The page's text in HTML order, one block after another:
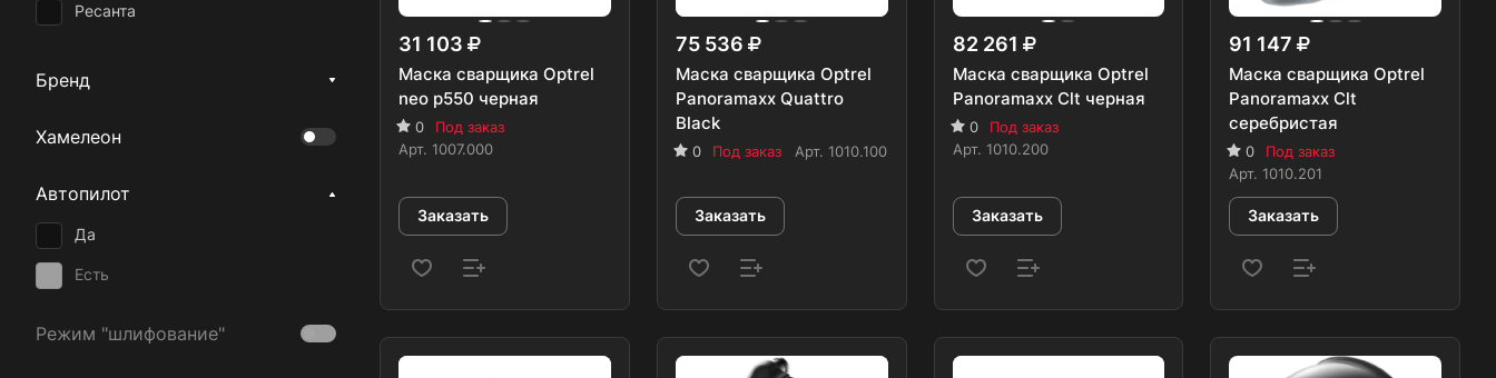
31 103
Маска сварщика Optrel
neo p550 черная
0
Под заказ
Арт. 1007.000
Заказать
75 536
Маска сварщика Optrel
Panoramaxx Quattro
Black
0 Под заказ Арт. 1010.100
Заказать
82 261
Маска сварщика Optrel
Panoramaxx Clt черная
0
Под заказ
Арт. 1010.200
Заказать
91 147
Маска сварщика Optrel
Panoramaxx Clt
серебристая
0
Под заказ
Арт. 1010.201
Заказать
Ресанта
Optima
Lincoln Electric
Кратон
Бренд
Хамелеон
Автопилот
Да
Есть
Режим "шлифование"